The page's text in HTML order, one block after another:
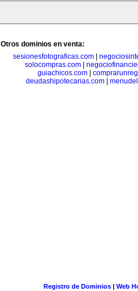
Otros dominios en venta:
sesionesfotograficas.com
solocompras.com|
guiachicos.com
deudashipotecarias.com|
Registro de Dominios| Web